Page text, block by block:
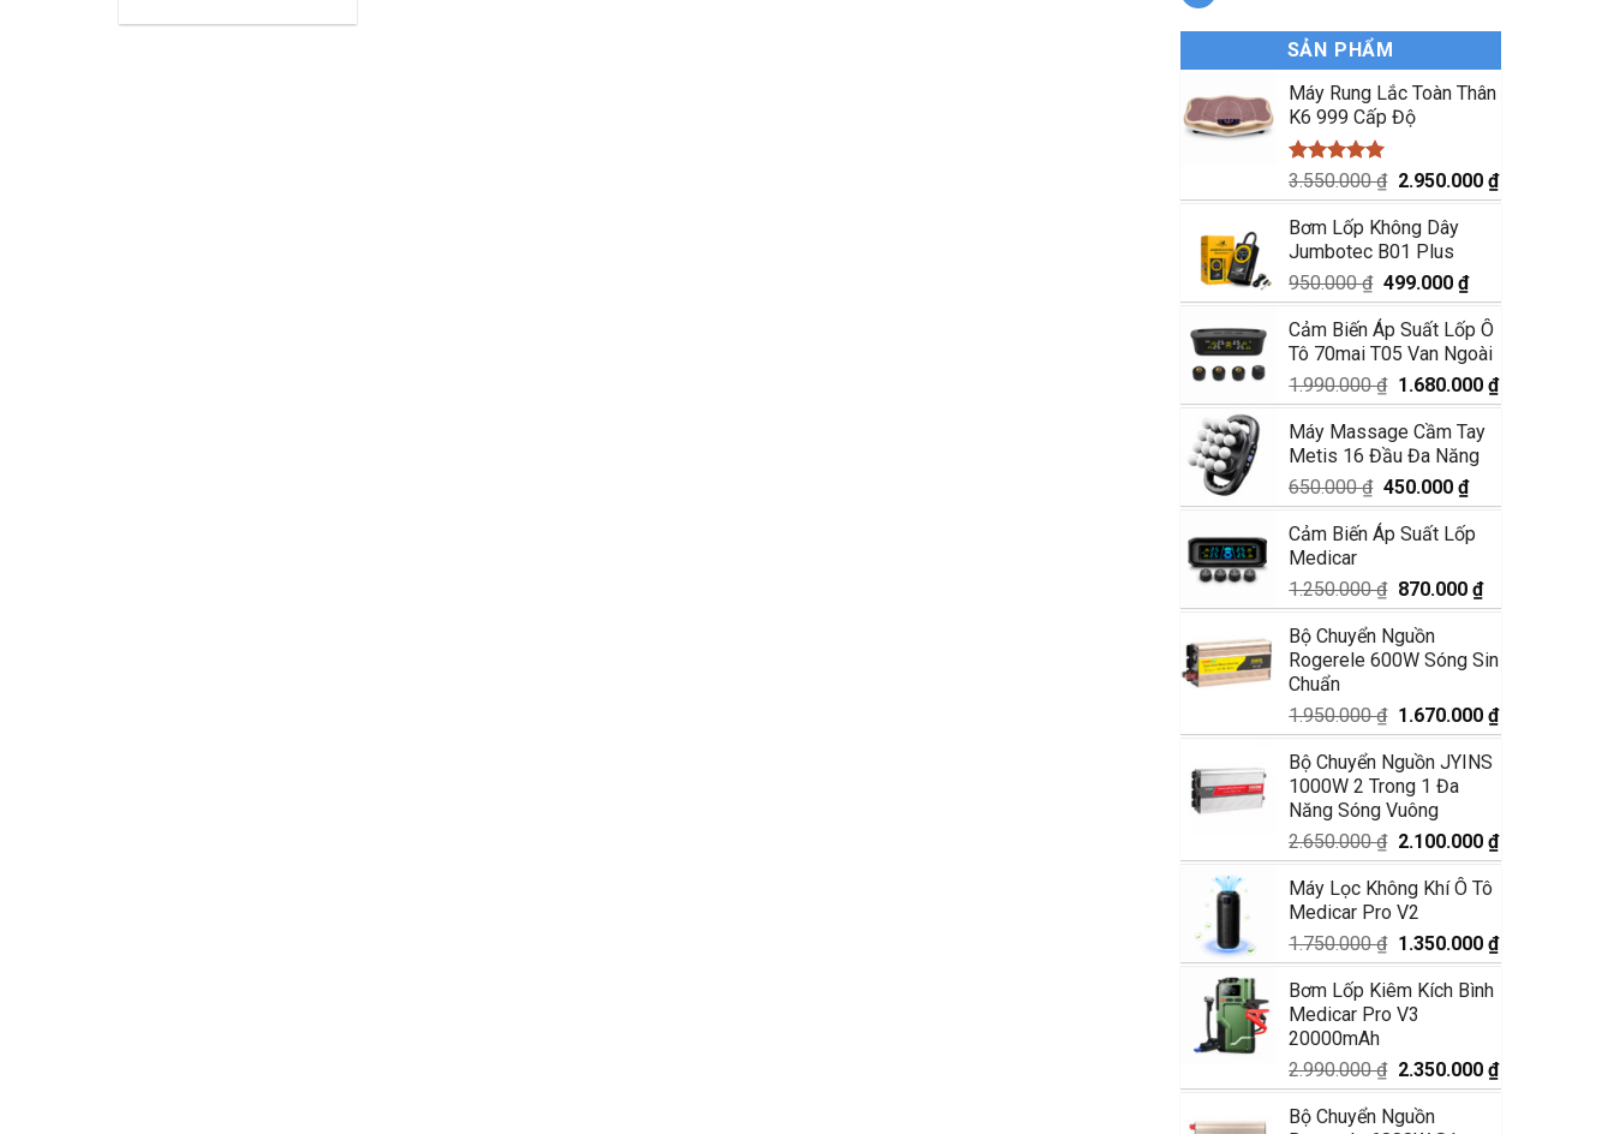
2.250.000 ₫.là:
SẢN PHẨM
Máy Rung Lắc Toàn Thân
K6 999 Cấp Độ
Được xếp
hạng5.00
5 sao
3.550.000₫ Giá
gốc
là:
3.550.000 ₫.
2.950.000₫Giá
hiện
Bơm Lốp Không Dây
Jumbotec B01 Plus
950.000₫ Giá
gốc
là:
950.000 ₫.
499.000₫Giá
hiện
tại
là:
499.000 ₫.
Cảm Biến Áp Suất Lốp Ô
Tô 70mai T05 Van Ngoài
1.990.000₫ Giá
gốc
là:
1.990.000 ₫.
1.680.000₫Giá
hiện
Máy Massage Cầm Tay
Metis 16 Đầu Đa Năng
650.000₫ Giá
gốc
là:
450.000₫Giá
hiện
tại
450.000 ₫.
Cảm Biến Áp Suất Lốp
Medicar
1.250.000₫ Giá
gốc
là:
1.250.000 ₫.
870.000₫Giá
hiện
là:
Bộ Chuyển Nguồn
Rogerele 600W Sóng Sin
Chuẩn
1.950.000₫ Giá
gốc
là:
1.950.000 ₫.
1.670.000₫Giá
hiện
Bộ Chuyển Nguồn JYINS
1000W 2 Trong 1 Đa
Năng Sóng Vuông
2.650.000₫ Giá
gốc
là:
2.650.000 ₫.
2.100.000₫Giá
hiện
2.100.000 ₫.
Máy Lọc Không Khí Ô Tô
Medicar Pro V2
1.750.000₫ Giá
gốc
là:
1.750.000 ₫.
1.350.000₫Giá
hiện
Bơm Lốp Kiêm Kích Bình
Medicar Pro V3
20000mAh
2.990.000₫ Giá
gốc
là:
2.350.000₫Giá
hiện
Bộ Chuyển Nguồn